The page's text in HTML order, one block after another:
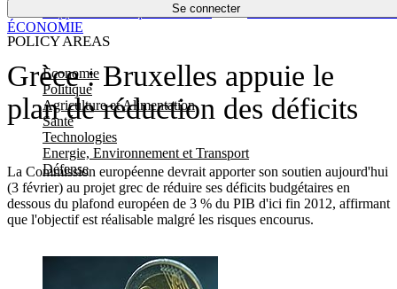
Se connecter
POLICY AREAS
Economie
Politique
Agriculture et Alimentation
Santé
Technologies
Energie, Environnement et Transport
Défense
Économie
Grèce : Bruxelles appuie le
plan de réduction des déficits
La Commission européenne devrait apporter son soutien aujourd'hui
(3 février) au projet grec de réduire ses déficits budgétaires en
dessous du plafond européen de 3 % du PIB d'ici fin 2012, affirmant
que l'objectif est réalisable malgré les risques encourus.
ÉCONOMIE